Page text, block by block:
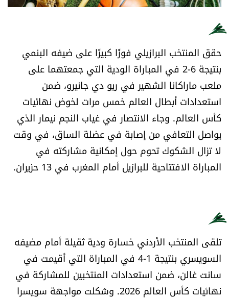
نداء القرّاء
خاص الموقع
كتّابنا
تحت المجهر
آراء
اقتصاد
ثقافة وفنون
فصل من كتاب
اقرأ تضحك
حقق المنتخب البرازيلي فوزًا كبيرًا على ضيفه البنمي
بنتيجة 6-2 في المباراة الودية التي جمعتهما على
ملعب ماراكانا الشهير في ريو دي جانيرو، ضمن
استعدادات أبطال العالم خمس مرات لخوض نهائيات
كأس العالم. وجاء الانتصار في غياب النجم نيمار الذي
يواصل التعافي من إصابة في عضلة الساق، في وقت
لا تزال الشكوك تحوم حول إمكانية مشاركته في
المباراة الافتتاحية للبرازيل أمام المغرب في 13 حزيران.
تلقى المنتخب الأردني خسارة ودية ثقيلة أمام مضيفه
السويسري بنتيجة 1-4 في المباراة التي أقيمت في
سانت غالن، ضمن استعدادات المنتخبين للمشاركة في
نهائيات كأس العالم 2026. وشكلت مواجهة سويسرا